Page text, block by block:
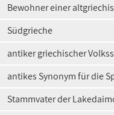
Bewohner einer
Südgrieche
antiker griechischer
antikes Synonym für die
Stammvater der